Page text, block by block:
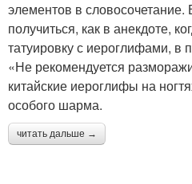
элементов в
получиться, как в анекдоте,
татуировку с иероглифами, в
«Не рекомендуется
китайские иероглифы на
особого шарма.
читать дальше →